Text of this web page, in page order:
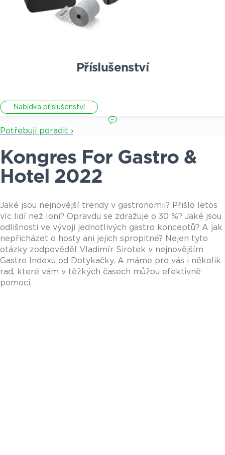
Příslušenství
Nabídka příslušenství
Potřebuji poradit ›
Kongres For Gastro &
Hotel 2022
Jaké jsou nejnovější trendy v gastronomii? Přišlo letos
víc lidí než loni? Opravdu se zdražuje o 30 %? Jaké jsou
odlišnosti ve vývoji jednotlivých gastro konceptů? A jak
nepřicházet o hosty ani jejich spropitné? Nejen tyto
otázky zodpověděl Vladimír Sirotek v nejnovějším
Gastro Indexu od Dotykačky. A máme pro vás i několik
rad, které vám v těžkých časech můžou efektivně
pomoci.